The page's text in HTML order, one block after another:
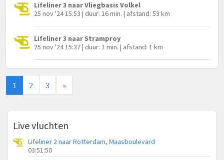
Lifeliner 3 naar Vliegbasis Volkel
25 nov '24 15:53 | duur: 16 min. | afstand: 53 km
Lifeliner 3 naar Stramproy
25 nov '24 15:37 | duur: 1 min. | afstand: 1 km
1 2 3 »
Live vluchten
Lifeliner 2 naar Rotterdam, Maasboulevard
03:51:50